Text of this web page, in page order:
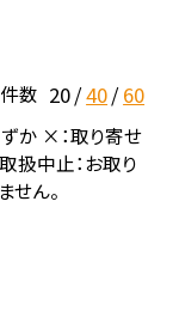
数 20 40 60
か ×：取り寄せ
扱中止：お取り
せん。